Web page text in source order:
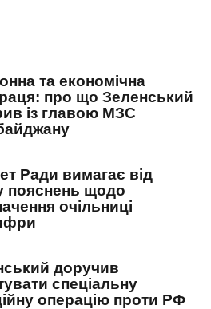
та економічна
про що Зеленський
із главою МЗС
Ради вимагає від
пояснень щодо
очільниці
доручив
спеціальну
операцію проти РФ